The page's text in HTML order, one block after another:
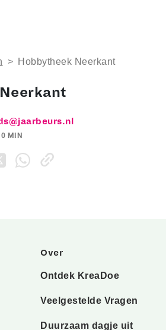
> Hobbytheek Neerkant
0 MIN
Over
Ontdek KreaDoe
Veelgestelde Vragen
Duurzaam dagje uit